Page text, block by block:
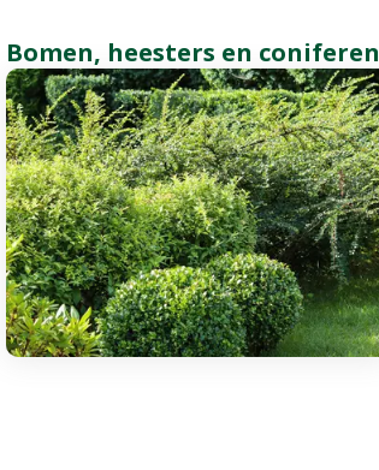
Bomen, heesters en coniferen